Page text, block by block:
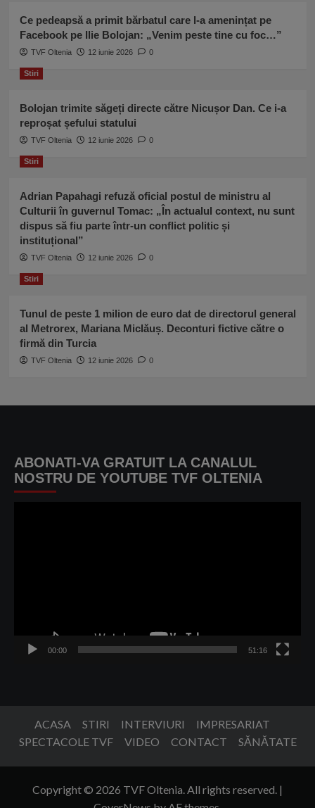
la
referendum
Ce pedeapsă a primit bărbatul care l-a amenințat pe
Facebook pe Ilie Bolojan: „Venim peste tine cu foc…”
TVF Oltenia 12 iunie 2026 0
Stiri
Bolojan trimite săgeți directe către Nicușor Dan. Ce i-a
reproșat șefului statului
TVF Oltenia 12 iunie 2026 0
Stiri
Adrian Papahagi refuză oficial postul de ministru al
Culturii în guvernul Tomac: „În actualul context, nu sunt
dispus să fiu parte într-un conflict politic și
instituțional”
TVF Oltenia 12 iunie 2026 0
Stiri
Tunul de peste 1 milion de euro dat de directorul general
al Metrorex, Mariana Miclăuș. Deconturi fictive către o
firmă din Turcia
TVF Oltenia 12 iunie 2026 0
ABONATI-VA GRATUIT LA CANALUL
NOSTRU DE YOUTUBE TVF OLTENIA
00:00 51:16
ACASA STIRI INTERVIURI
IMPRESARIAT
SPECTACOLE TVF
VIDEO CONTACT SĂNĂTATE
Copyright © 2026 TVF Oltenia. All rights reserved. |